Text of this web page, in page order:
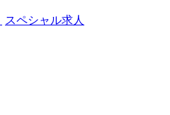
スペシャル求人